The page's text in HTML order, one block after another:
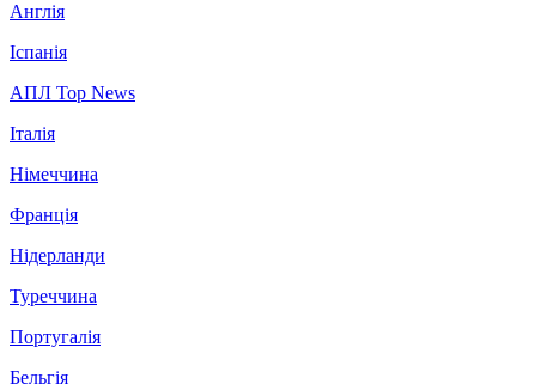
Англія
Іспанія
АПЛ Top News
Італія
Німеччина
Франція
Нідерланди
Туреччина
Португалія
Бельгія